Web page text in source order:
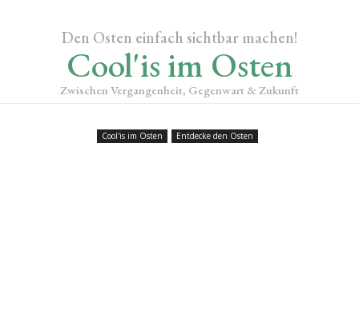
Den Osten einfach sichtbar machen!
Cool'is im Osten
Zwischen Vergangenheit, Gegenwart & Zukunft
Cool'is im Osten Entdecke den Osten